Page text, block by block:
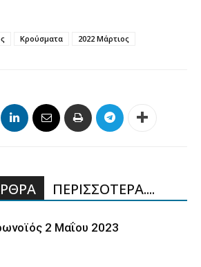
Κρούσματα 2022 Μάρτιος
ΠΕΡΙΣΣΟΤΕΡΑ....
2 Μαΐου 2023